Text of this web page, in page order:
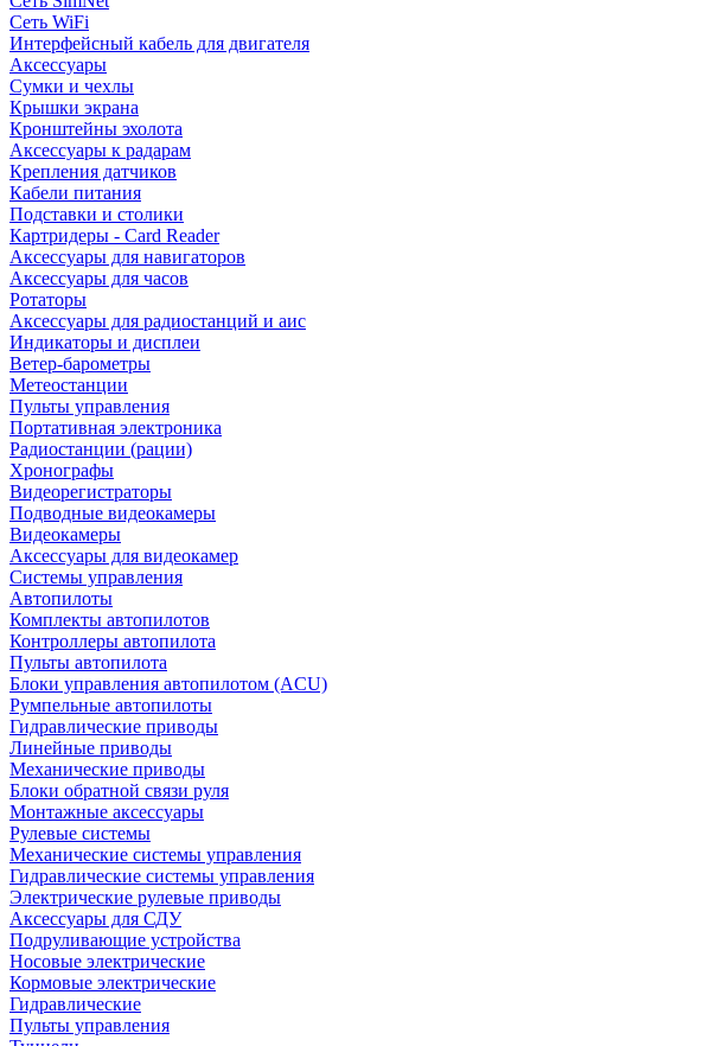
Сеть WiFi
Интерфейсный кабель для двигателя
Аксессуары
Сумки и чехлы
Крышки экрана
Кронштейны эхолота
Аксессуары к радарам
Крепления датчиков
Кабели питания
Подставки и столики
Картридеры - Card Reader
Аксессуары для навигаторов
Аксессуары для часов
Ротаторы
Аксессуары для радиостанций и аис
Индикаторы и дисплеи
Ветер-барометры
Метеостанции
Пульты управления
Портативная электроника
Радиостанции (рации)
Хронографы
Видеорегистраторы
Подводные видеокамеры
Видеокамеры
Аксессуары для видеокамер
Системы управления
Автопилоты
Комплекты автопилотов
Контроллеры автопилота
Пульты автопилота
Блоки управления автопилотом (ACU)
Румпельные автопилоты
Гидравлические приводы
Линейные приводы
Механические приводы
Блоки обратной связи руля
Монтажные аксессуары
Рулевые системы
Механические системы управления
Гидравлические системы управления
Электрические рулевые приводы
Аксессуары для СДУ
Подруливающие устройства
Носовые электрические
Кормовые электрические
Гидравлические
Пульты управления